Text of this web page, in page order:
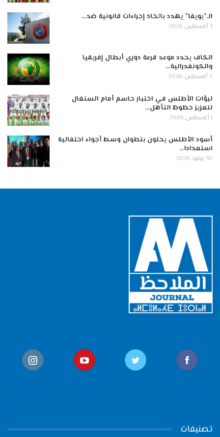
الـ”يويفا” يهدد باتخاذ إجراءات قانونية ضد…
3 أغسطس, 2026
الكاف يحدد موعد قرعة دوري أبطال إفريقيا
والكونفدرالية…
2 أغسطس, 2026
لبؤات الأطلس في اختبار حاسم أمام السنغال
لتعزيز حظوظ التأهل…
1 أغسطس, 2026
أسود الأطلس يحلون بتطوان وسط أجواء احتفالية
استعدادا…
30 يوليو, 2026
تصنيفات